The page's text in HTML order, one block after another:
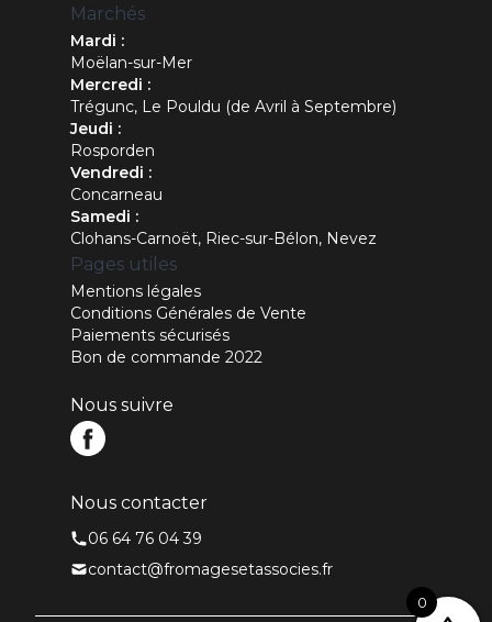
Marchés
Mardi :
Moëlan-sur-Mer
Mercredi :
Trégunc, Le Pouldu (de Avril à Septembre)
Jeudi :
Rosporden
Vendredi :
Concarneau
Samedi :
Clohans-Carnoët, Riec-sur-Bélon, Nevez
Pages utiles
Mentions légales
Conditions Générales de Vente
Paiements sécurisés
Bon de commande 2022
Nous suivre
Nous contacter
06 64 76 04 39
contact@fromagesetassocies.fr
0